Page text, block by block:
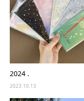
2024 .
2023.10.13